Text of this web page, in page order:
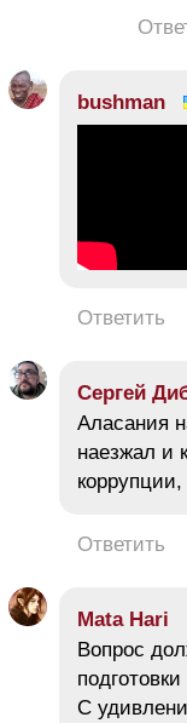
bushman
Ответить
Сергей
Аласания
наезжал и
Ответить
Mata Hari
Вопрос
С